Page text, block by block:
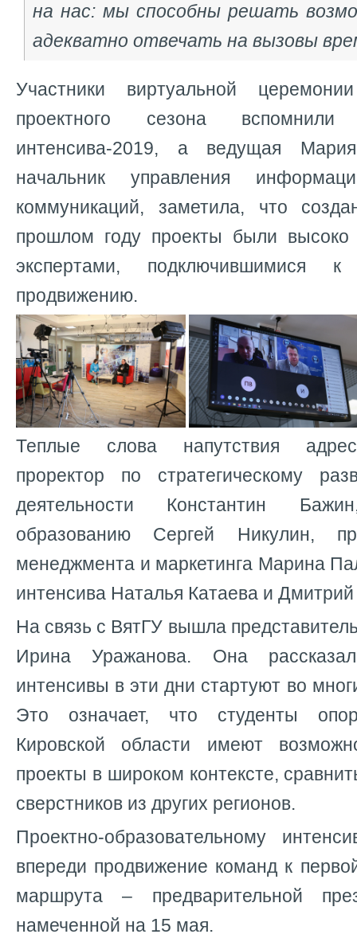
на нас: мы способны решать
адекватно отвечать на вызовы
Участники виртуальной
проектного сезона
интенсива-2019, а ведущая
начальник управления
коммуникаций, заметила, что
прошлом году проекты были
экспертами,
продвижению.
Теплые слова напутствия
проректор по стратегическому
деятельности Константин
образованию Сергей Никулин,
менеджмента и маркетинга Марина
интенсива Наталья Катаева и
На связь с ВятГУ вышла
Ирина Уражанова. Она
интенсивы в эти дни стартуют во
Это означает, что студенты
Кировской области имеют
проекты в широком контексте,
сверстников из других регионов.
Проектно-образовательному
впереди продвижение команд к
маршрута – предварительной
намеченной на 15 мая.